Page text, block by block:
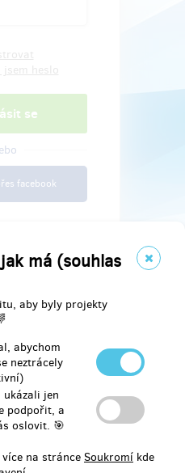
má (souhlas
aby byly projekty
abychom
neztrácely
jen
podpořit, a
oslovit. 🎯
více na stránce Soukromí kde
facebook